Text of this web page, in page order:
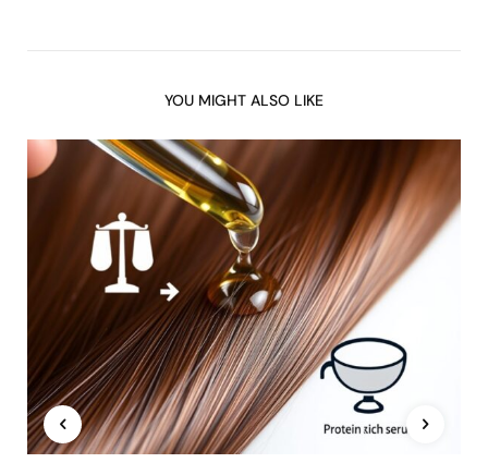
YOU MIGHT ALSO LIKE